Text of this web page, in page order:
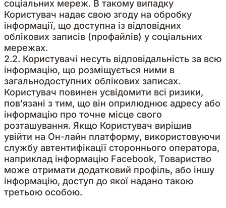
соціальних мереж. В такому випадку
Користувач надає свою згоду на обробку
інформації, що доступна із відповідних
облікових записів (профайлів) у соціальних
мережах.
2.2. Користувачі несуть відповідальність за всю
інформацію, що розміщується ними в
загальнодоступних облікових записах.
Користувач повинен усвідомити всі ризики,
пов’язані з тим, що він оприлюднює адресу або
інформацію про точне місце свого
розташування. Якщо Користувач вирішив
увійти на Он-лайн платформу, використовуючи
службу автентифікації стороннього оператора,
наприклад інформацію Facebook, Товариство
може отримати додатковий профіль, або іншу
інформацію, доступ до якої надано такою
третьою особою.